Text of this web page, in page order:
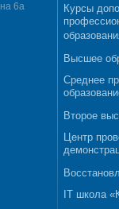
6а
Курсы
Высшее
Среднее
Второе
Центр
IT школа